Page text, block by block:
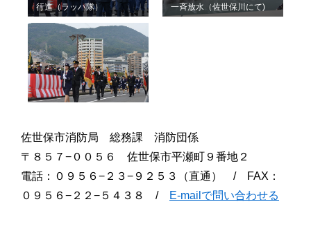
行進（ラッパ隊） 一斉放水（佐世保川にて)
佐世保市消防局 総務課 消防団係
〒８５７−００５６ 佐世保市平瀬町９番地２
電話：０９５６−２３−９２５３（直通） / FAX：
０９５６−２２−５４３８ /
E-mailで問い合わせる